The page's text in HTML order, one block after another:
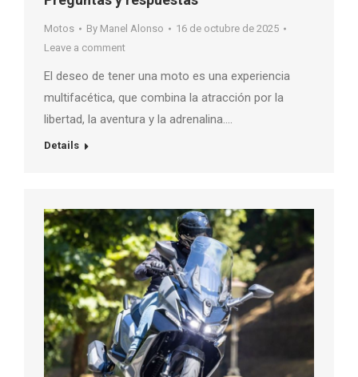
Motos By Manel Alonso
16 de octubre de 2025
Leave a comment
El deseo de tener una moto es una experiencia
multifacética, que combina la atracción por la
libertad, la aventura y la adrenalina….
Details